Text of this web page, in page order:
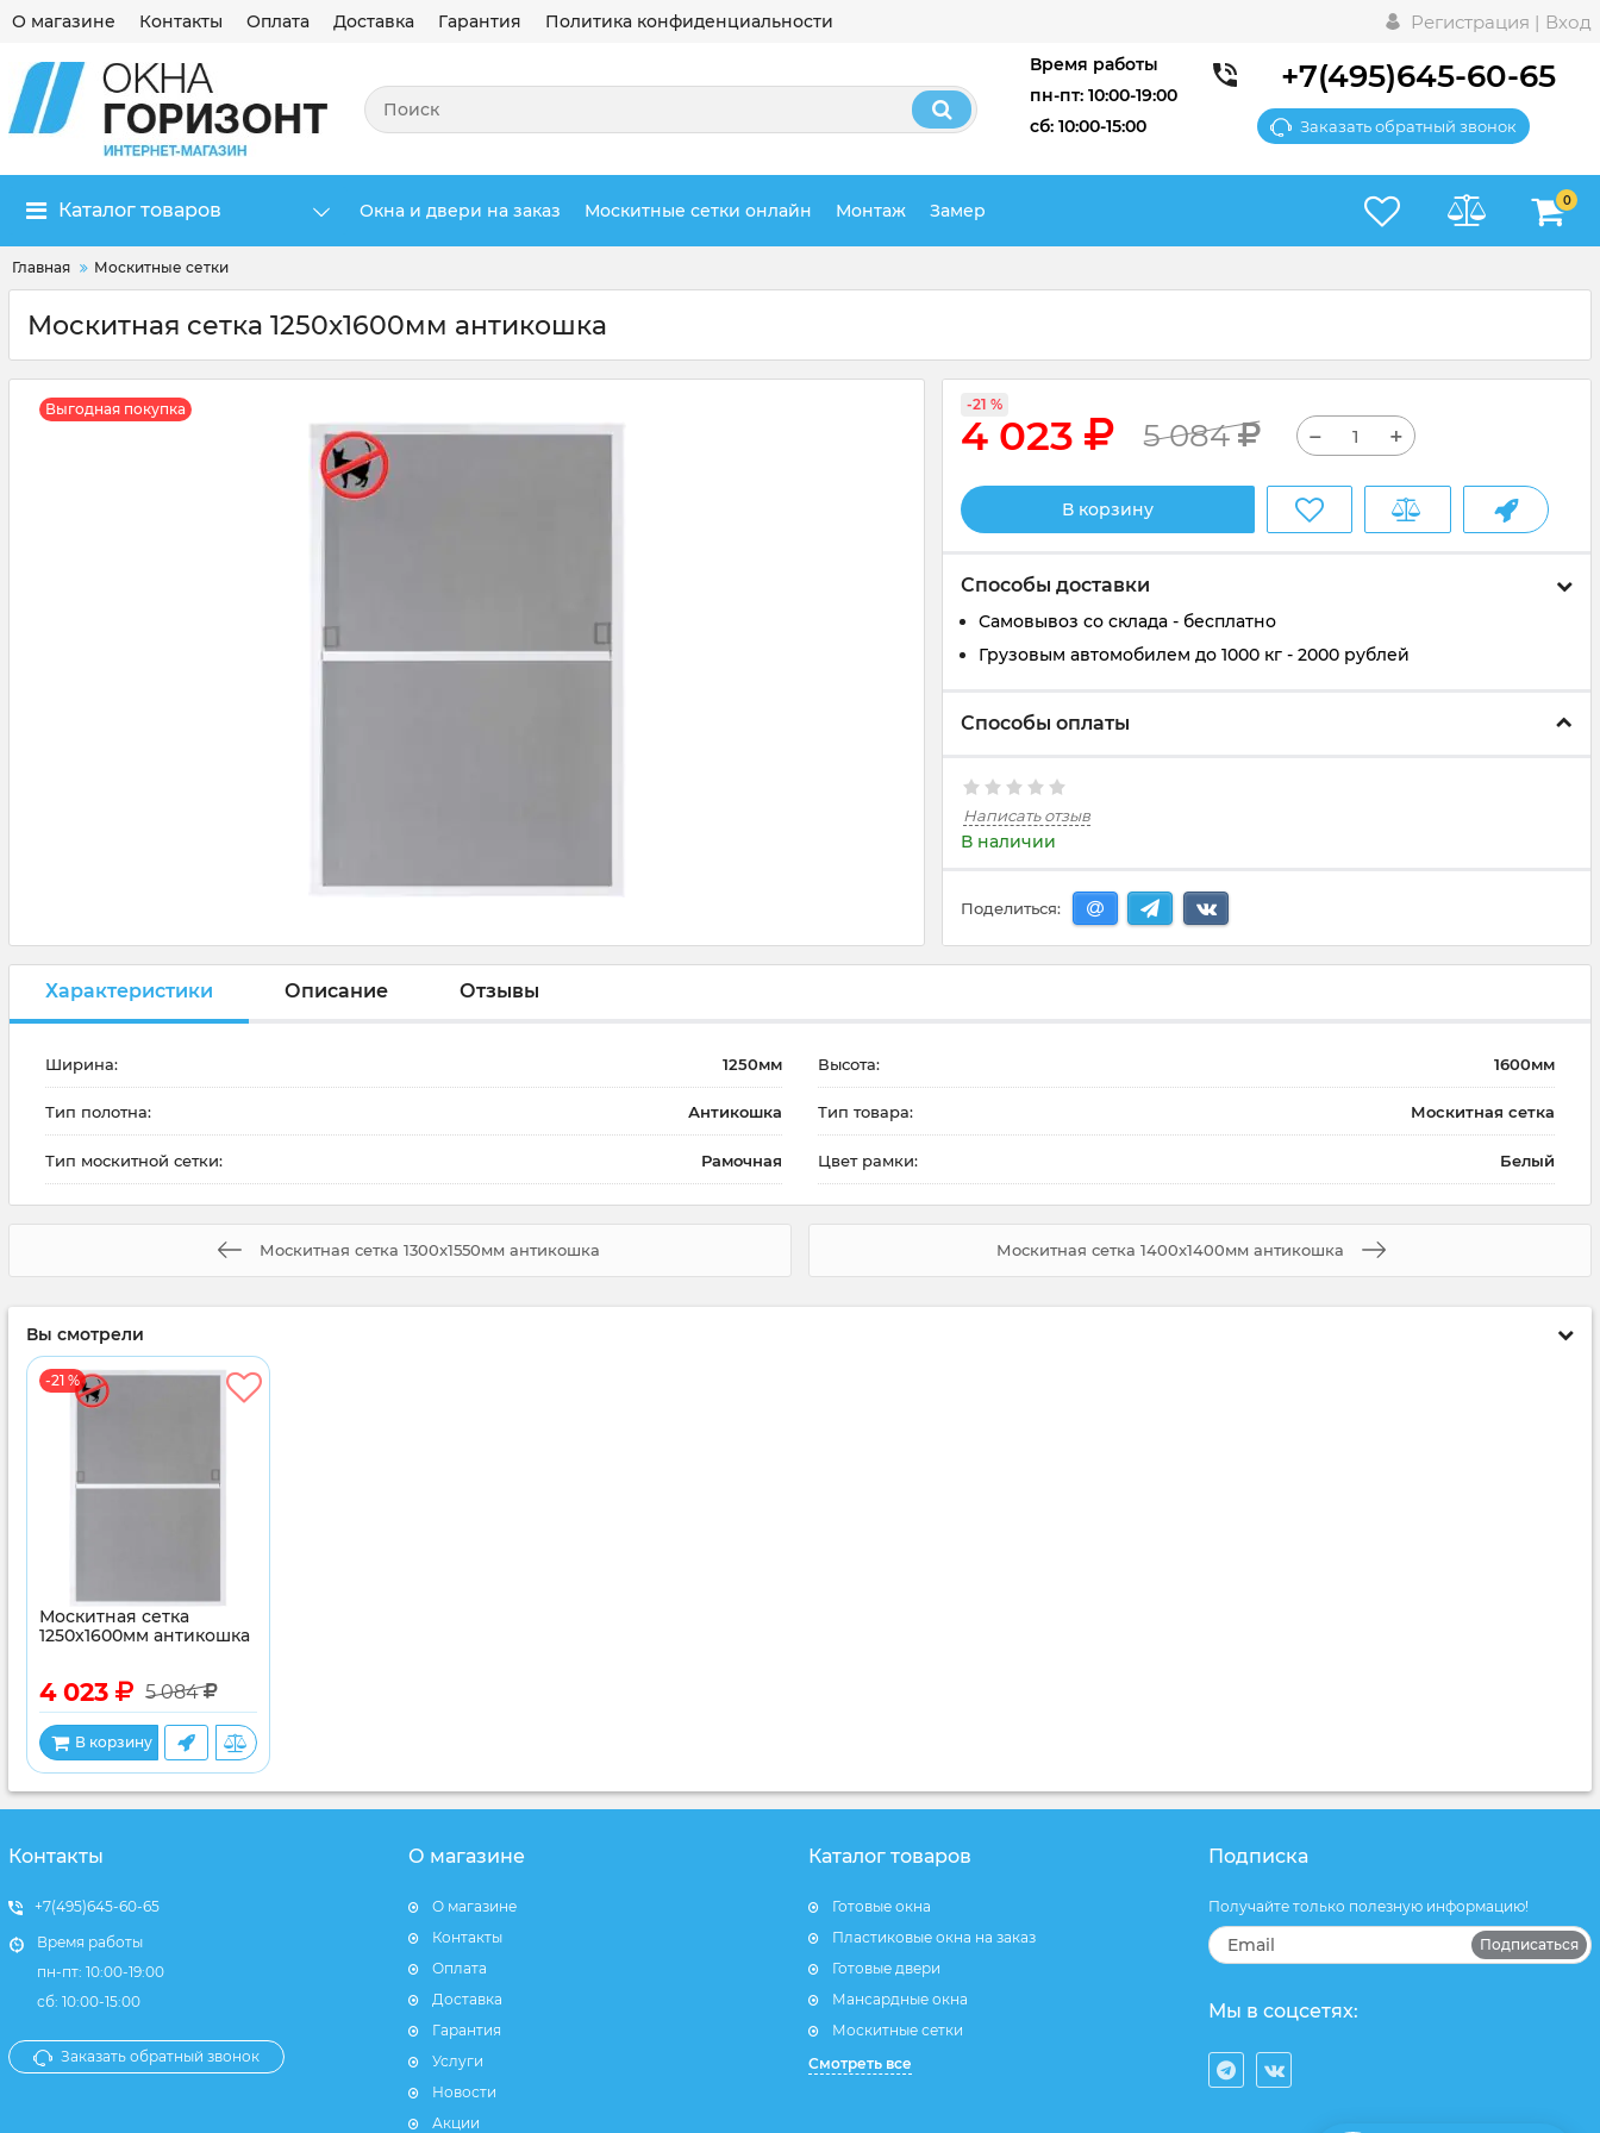
О магазине Контакты Оплата Доставка Гарантия Политика конфиденциальности Регистрация | Вход
Время работы
пн-пт: 10:00-19:00
сб: 10:00-15:00
+7(495)645-60-65
Заказать обратный звонок
Каталог товаров Окна и двери на заказ Москитные сетки онлайн Монтаж Замер 0
Главная Москитные сетки
Москитная сетка 1250x1600мм антикошка
Выгодная покупка
4 023 5 084
-21 %
− +
В корзину
Способы доставки
Самовывоз со склада - бесплатно
Грузовым автомобилем до 1000 кг - 2000 рублей
Способы оплаты
Написать отзыв
В наличии
Поделиться:
Характеристики Описание Отзывы
Ширина: 1250мм Высота: 1600мм
Тип полотна: Антикошка Тип товара: Москитная сетка
Тип москитной сетки: Рамочная Цвет рамки: Белый
Москитная сетка 1300x1550мм антикошка Москитная сетка 1400x1400мм антикошка
Вы смотрели
-21 %
Москитная сетка
1250x1600мм антикошка
4 023 5 084
В корзину
Контакты
+7(495)645-60-65
Время работы
пн-пт: 10:00-19:00
сб: 10:00-15:00
Заказать обратный звонок
О магазине
О магазине
Контакты
Оплата
Доставка
Гарантия
Услуги
Новости
Акции
Каталог товаров
Готовые окна
Пластиковые окна на заказ
Готовые двери
Мансардные окна
Москитные сетки
Смотреть все
Подписка
Получайте только полезную информацию!
Подписаться
Мы в соцсетях: